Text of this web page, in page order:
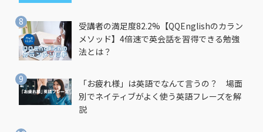
受講者の満足度82.2%【QQEnglishのカラン
メソッド】4倍速で英会話を習得できる勉強
法とは？
「お疲れ様」は英語でなんて言うの？ 場面
別でネイティブがよく使う英語フレーズを解
説